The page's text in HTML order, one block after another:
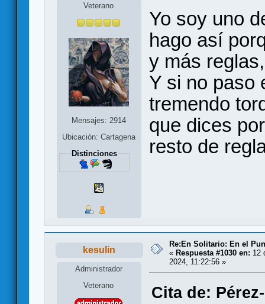
Veterano
Mensajes: 2914
Ubicación: Cartagena
Distinciones
Yo soy uno
hago así
y más
Y si no paso
tremendo
que dices
resto de
kesulin
Administrador
Veterano
Re:En Solitario: En el
« Respuesta #1030 en: 12
2024, 11:22:56 »
Cita de: